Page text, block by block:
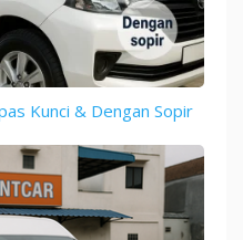
Kunci & Dengan Sopir